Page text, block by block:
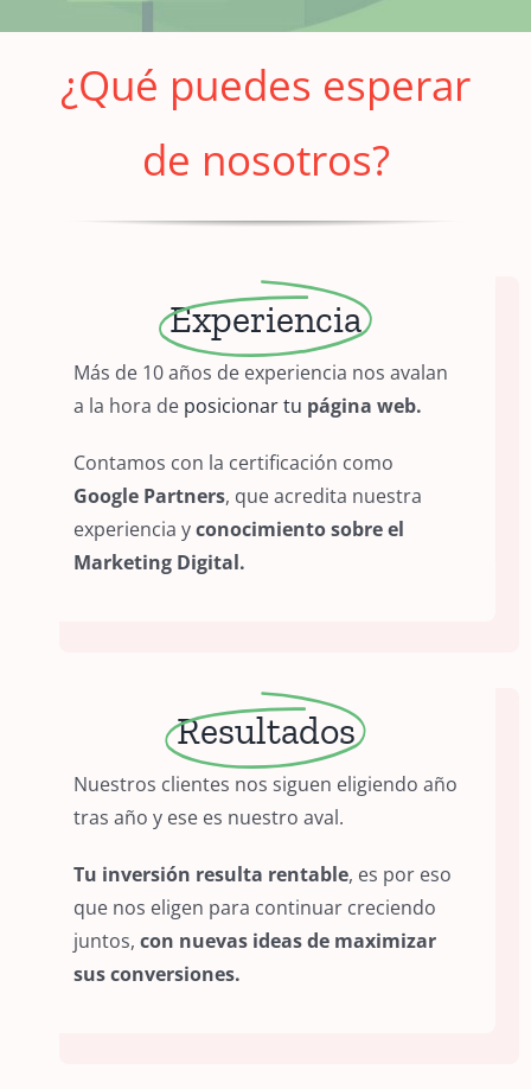
¿Qué puedes esperar
de nosotros?
Experiencia
Más de 10 años de experiencia nos avalan
a la hora de posicionar tu página web.
Contamos con la certificación como
Google Partners, que acredita nuestra
experiencia yconocimiento sobre el
Marketing Digital.
Resultados
Nuestros clientes nos siguen eligiendo año
tras año y ese es nuestro aval.
Tu inversión resulta rentable, es por eso
que nos eligen para continuar creciendo
juntos, con nuevas ideas de maximizar
sus conversiones.